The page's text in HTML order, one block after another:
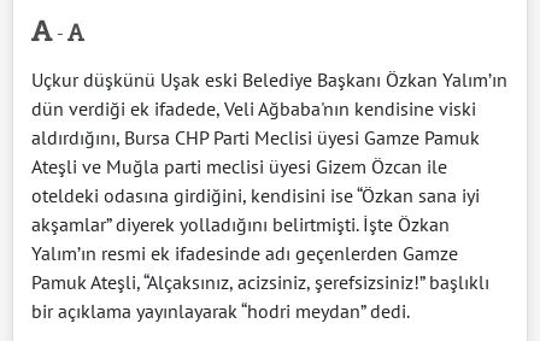
-
Uçkur düşkünü Uşak eski Belediye Başkanı Özkan Yalım’ın
dün verdiği ek ifadede, Veli Ağbaba'nın kendisine viski
aldırdığını, Bursa CHP Parti Meclisi üyesi Gamze Pamuk
Ateşli ve Muğla parti meclisi üyesi Gizem Özcan ile
oteldeki odasına girdiğini, kendisini ise “Özkan sana iyi
akşamlar” diyerek yolladığını belirtmişti. İşte Özkan
Yalım’ın resmi ek ifadesinde adı geçenlerden Gamze
Pamuk Ateşli, “Alçaksınız, acizsiniz, şerefsizsiniz!” başlıklı
bir açıklama yayınlayarak “hodri meydan” dedi.